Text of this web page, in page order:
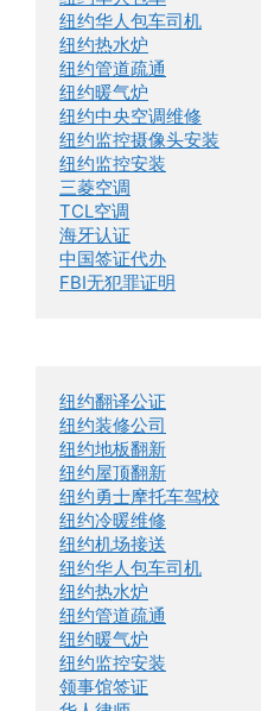
纽约华人包车司机
纽约热水炉
纽约管道疏通
纽约暖气炉
纽约中央空调维修
纽约监控摄像头安装
纽约监控安装
三菱空调
TCL空调
海牙认证
中国签证代办
FBI无犯罪证明
纽约翻译公证
纽约装修公司
纽约地板翻新
纽约屋顶翻新
纽约勇士摩托车驾校
纽约冷暖维修
纽约机场接送
纽约华人包车司机
纽约热水炉
纽约管道疏通
纽约暖气炉
纽约监控安装
领事馆签证